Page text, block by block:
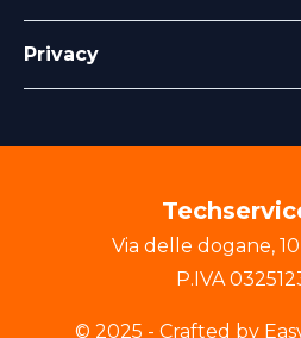
Privacy
Via delle dogane, 10
P.IVA
© 2025 - Crafted by